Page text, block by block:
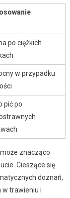
po ciężkich
w przypadku
pić po
znacząco
Cieszące się
doznań,
trawieniu i